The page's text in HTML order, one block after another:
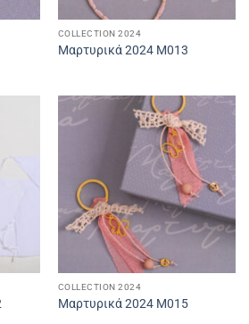
COLLECTION 2024
Μαρτυρικά 2024 M013
COLLECTION 2024
Μαρτυρικά 2024 M015